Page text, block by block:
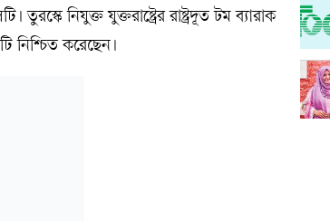
নিযুক্ত যুক্তরাষ্ট্রের রাষ্ট্রদূত টম ব্যারাক
নিশ্চিত করেছেন।